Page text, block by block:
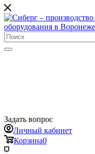
Задать вопрос
Личный кабинет
Корзина0